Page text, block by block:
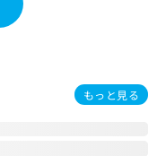
もっと見る